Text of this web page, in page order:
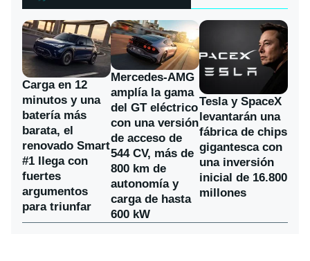
Carga en 12
minutos y una
batería más
barata, el
renovado Smart
#1 llega con
fuertes
argumentos
para triunfar
Mercedes-AMG
amplía la gama
del GT eléctrico
con una versión
de acceso de
544 CV, más de
800 km de
autonomía y
carga de hasta
600 kW
Tesla y SpaceX
levantarán una
fábrica de chips
gigantesca con
una inversión
inicial de 16.800
millones